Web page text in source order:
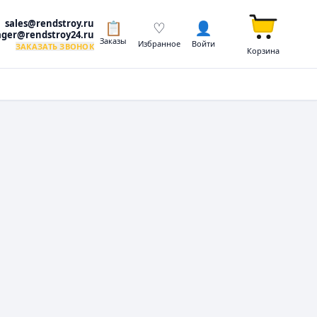
sales@rendstroy.ru
ЗАКАЗАТЬ ЗВОНОК
📋
Заказы
♡
Избранное
👤
Войти
Корзина